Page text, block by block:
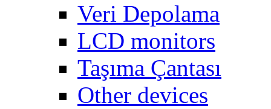
Veri Depolama
LCD monitors
Taşıma Çantası
Other devices